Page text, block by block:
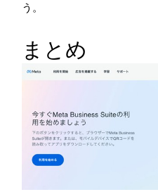
う。
まとめ